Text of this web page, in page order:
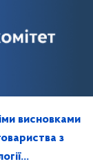
висновками
з